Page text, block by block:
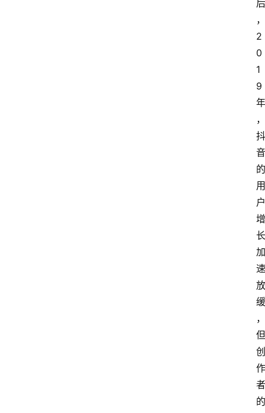
后
，
2
0
1
9
年
，
抖
音
的
用
户
增
长
加
速
放
缓
，
但
创
作
者
的